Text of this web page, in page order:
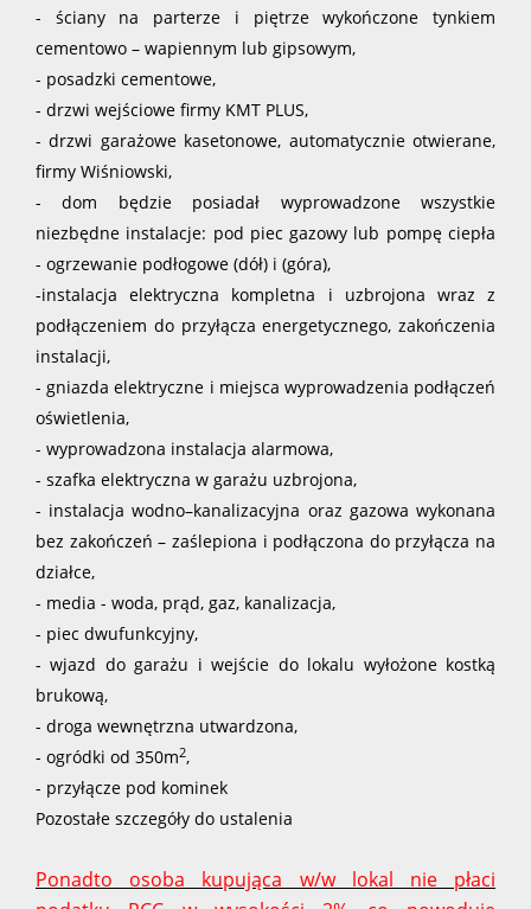
- ściany na parterze i piętrze wykończone tynkiem
cementowo – wapiennym lub gipsowym,
- posadzki cementowe,
- drzwi wejściowe firmy KMT PLUS,
- drzwi garażowe kasetonowe, automatycznie otwierane,
firmy Wiśniowski,
- dom będzie posiadał wyprowadzone wszystkie
niezbędne instalacje: pod piec gazowy lub pompę ciepła
- ogrzewanie podłogowe (dół) i (góra),
-instalacja elektryczna kompletna i uzbrojona wraz z
podłączeniem do przyłącza energetycznego, zakończenia
instalacji,
- gniazda elektryczne i miejsca wyprowadzenia podłączeń
oświetlenia,
- wyprowadzona instalacja alarmowa,
- szafka elektryczna w garażu uzbrojona,
- instalacja wodno–kanalizacyjna oraz gazowa wykonana
bez zakończeń – zaślepiona i podłączona do przyłącza na
działce,
- media - woda, prąd, gaz, kanalizacja,
- piec dwufunkcyjny,
- wjazd do garażu i wejście do lokalu wyłożone kostką
brukową,
- droga wewnętrzna utwardzona,
- ogródki od 350m2,
- przyłącze pod kominek
Pozostałe szczegóły do ustalenia
Ponadto osoba kupująca w/w lokal nie płaci